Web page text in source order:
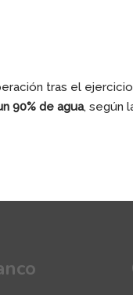
tras el
90% de agua, según